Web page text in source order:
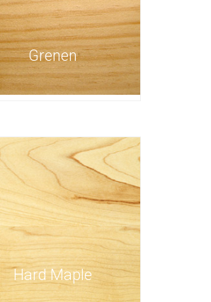
Grenen
Hard Maple